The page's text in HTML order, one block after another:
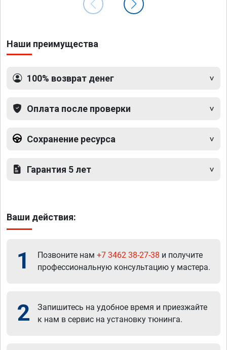
Процветания вашей компании.
Наши преимущества
100% возврат денег
Оплата после проверки
Сохранение ресурса
Гарантия 5 лет
Ваши действия:
1 Позвоните нам +7 3462 38-27-38 и получите
профессиональную консультацию у мастера.
2
Запишитесь на удобное время и приезжайте
к нам в сервис на установку тюнинга.